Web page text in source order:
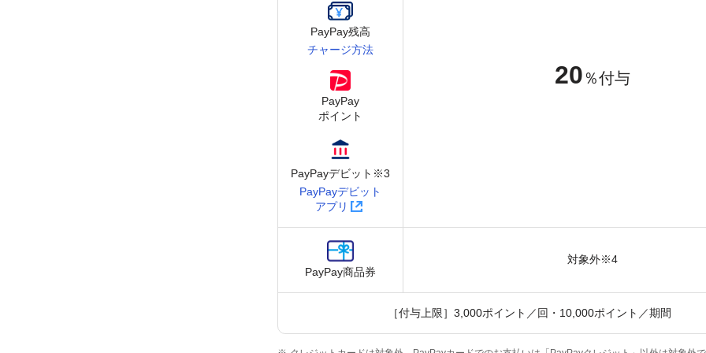
PayPay残高
チャージ方法
PayPay
ポイント
PayPayデビット※3
PayPayデビット
アプリ
20 ％付与
PayPay商品券
対象外※4
［付与上限］3,000ポイント／回・10,000ポイント／期間